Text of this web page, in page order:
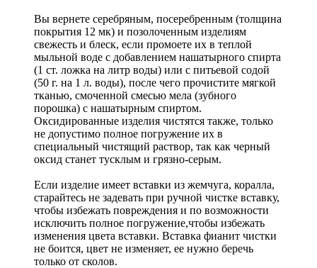
Вы вернете серебряным, посеребренным (толщина
покрытия 12 мк) и позолоченным изделиям
свежесть и блеск, если промоете их в теплой
мыльной воде с добавлением нашатырного спирта
(1 ст. ложка на литр воды) или с питьевой содой
(50 г. на 1 л. воды), после чего прочистите мягкой
тканью, смоченной смесью мела (зубного
порошка) с нашатырным спиртом.
Оксидированные изделия чистятся также, только
не допустимо полное погружение их в
специальный чистящий раствор, так как черный
оксид станет тусклым и грязно-серым.
Если изделие имеет вставки из жемчуга, коралла,
старайтесь не задевать при ручной чистке вставку,
чтобы избежать повреждения и по возможности
исключить полное погружение,чтобы избежать
изменения цвета вставки. Вставка фианит чистки
не боится, цвет не изменяет, ее нужно беречь
только от сколов.